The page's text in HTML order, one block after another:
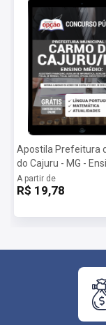
Apostila Prefeitura
do Cajuru - MG -
A partir de
R$ 19,78